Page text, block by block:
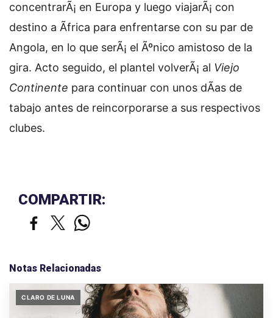
concentrarÃ¡ en Europa y luego viajarÃ¡ con
destino a Ãfrica para enfrentarse con su par de
Angola, en lo que serÃ¡ el Ãºnico amistoso de la
gira. Acto seguido, el plantel volverÃ¡ al Viejo
Continente para continuar con unos dÃ­as de
tabajo antes de reincorporarse a sus respectivos
clubes.
COMPARTIR:
Notas Relacionadas
CLARO DE LUNA